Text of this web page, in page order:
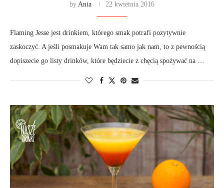
by Ania 22 kwietnia 2016
Flaming Jesse jest drinkiem, którego smak potrafi pozytywnie
zaskoczyć. A jeśli posmakuje Wam tak samo jak nam, to z pewnością
dopiszecie go listy drinków, które będziecie z chęcią spożywać na …